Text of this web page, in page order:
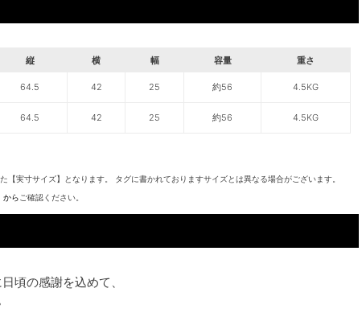
縦 横 幅 容量 重さ
64.5 42 25 約56 4.5KG
64.5 42 25 約56 4.5KG
【実寸サイズ】となります。 タグに書かれておりますサイズとは異なる場合がございます。
から ご確認ください。
頃の感謝を込めて、